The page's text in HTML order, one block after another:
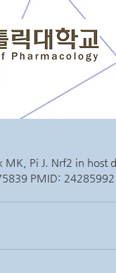
MK, Pi J. Nrf2 in host
PMID: 24285992